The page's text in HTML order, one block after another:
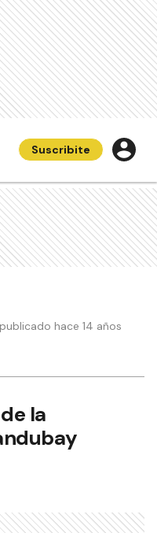
Suscribite
hace 14 años
la